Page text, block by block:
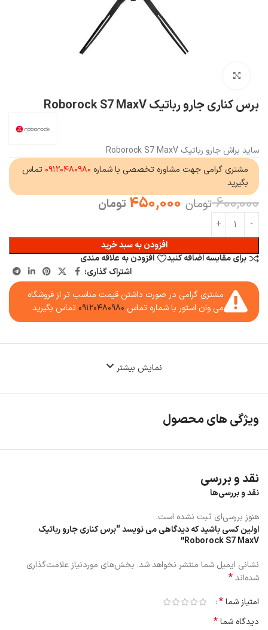
برس کناری جارو رباتیک Roborock S7 MaxV
ساید براش جارو رباتیک Roborock S7 MaxV
مشتری گرامی جهت مشاوره تخصصی با شماره ۰۹۱۲۰۴۸۰۹۸۰ تماس
بگیرید
600,000 تومان 450,000 تومان
افزودن به سبد خرید
برای مقایسه اضافه کنید
افزودن به علاقه مندی
اشتراک گذاری:
مشتری گرامی در صورت داشتن قیمت مناسب تر از فروشگاه
می وان استور با شماره تماس ۰۹۱۲۰۴۸۰۹۸۰ تماس بگیرید
نمایش بیشتر
ویژگی های محصول
نقد و بررسی
نقد و بررسی‌ها
هنوز بررسی‌ای ثبت نشده است.
اولین کسی باشید که دیدگاهی می نویسد “برس کناری جارو رباتیک
Roborock S7 MaxV”
نشانی ایمیل شما منتشر نخواهد شد. بخش‌های موردنیاز علامت‌گذاری
شده‌اند*
امتیاز شما*
دیدگاه شما*